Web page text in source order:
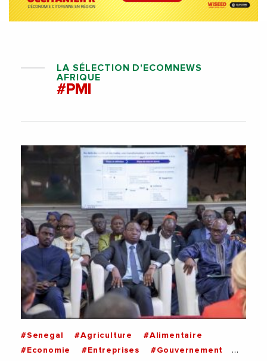
LA SÉLECTION D'ECOMNEWS
AFRIQUE
#PMI
#Senegal #Agriculture
#Alimentaire
#Economie
#Entreprises
#Gouvernement